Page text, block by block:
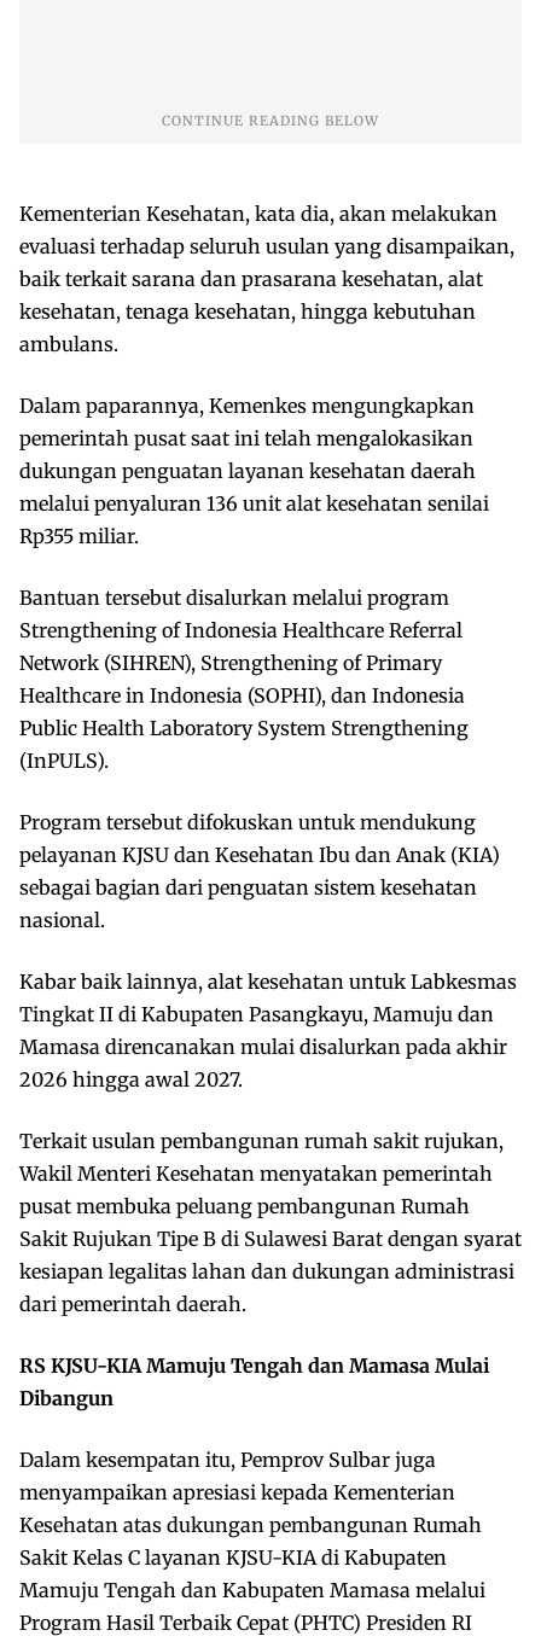
Kementerian Kesehatan, kata dia, akan melakukan
evaluasi terhadap seluruh usulan yang disampaikan,
baik terkait sarana dan prasarana kesehatan, alat
kesehatan, tenaga kesehatan, hingga kebutuhan
ambulans.
Dalam paparannya, Kemenkes mengungkapkan
pemerintah pusat saat ini telah mengalokasikan
dukungan penguatan layanan kesehatan daerah
melalui penyaluran 136 unit alat kesehatan senilai
Rp355 miliar.
Bantuan tersebut disalurkan melalui program
Strengthening of Indonesia Healthcare Referral
Network (SIHREN), Strengthening of Primary
Healthcare in Indonesia (SOPHI), dan Indonesia
Public Health Laboratory System Strengthening
(InPULS).
Program tersebut difokuskan untuk mendukung
pelayanan KJSU dan Kesehatan Ibu dan Anak (KIA)
sebagai bagian dari penguatan sistem kesehatan
nasional.
Kabar baik lainnya, alat kesehatan untuk Labkesmas
Tingkat II di Kabupaten Pasangkayu, Mamuju dan
Mamasa direncanakan mulai disalurkan pada akhir
2026 hingga awal 2027.
Terkait usulan pembangunan rumah sakit rujukan,
Wakil Menteri Kesehatan menyatakan pemerintah
pusat membuka peluang pembangunan Rumah
Sakit Rujukan Tipe B di Sulawesi Barat dengan syarat
kesiapan legalitas lahan dan dukungan administrasi
dari pemerintah daerah.
RS KJSU-KIA Mamuju Tengah dan Mamasa Mulai
Dibangun
Dalam kesempatan itu, Pemprov Sulbar juga
menyampaikan apresiasi kepada Kementerian
Kesehatan atas dukungan pembangunan Rumah
Sakit Kelas C layanan KJSU-KIA di Kabupaten
Mamuju Tengah dan Kabupaten Mamasa melalui
Program Hasil Terbaik Cepat (PHTC) Presiden RI